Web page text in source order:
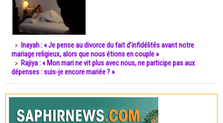
Inayah : « Je pense au divorce du fait d’infidélités avant notre
mariage religieux, alors que nous étions en couple »
Rajiya : « Mon mari ne vit plus avec nous, ne participe pas aux
dépenses : suis-je encore mariée ? »